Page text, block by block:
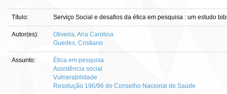
Título: Serviço Social e desafios da ética em pesquisa : um estudo
Autor(es):
Oliveira, Ana Carolina
Guedes, Cristiano
Assunto:
Ética em pesquisa
Assistência social
Vulnerabilidade
Resolução 196/96 do Conselho Nacional de Saúde